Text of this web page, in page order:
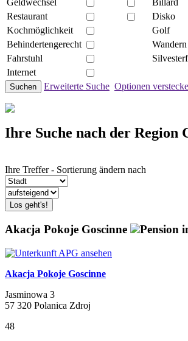
Geldwechsel
Billard
Restaurant
Disko
Kochmöglichkeit
Golf
Behindertengerecht
Wandern
Fahrstuhl
Internet
Suchen Erweiterte Suche Optionen
Ihre Suche nach der
Ihre Treffer - Sortierung ändern nach
Los geht's!
Akacja Pokoje Goscinne Pension
Akacja Pokoje Goscinne
Jasminowa 3
57 320 Polanica Zdroj
48